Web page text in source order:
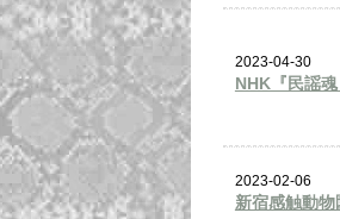
2023-04-30
NHK『民謡魂
2023-02-06
新宿感触動